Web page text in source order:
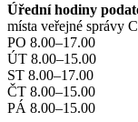
Úřední hodiny
místa veřejné správy
PO 8.00–17.00
ÚT 8.00–15.00
ST 8.00–17.00
ČT 8.00–15.00
PÁ 8.00–15.00